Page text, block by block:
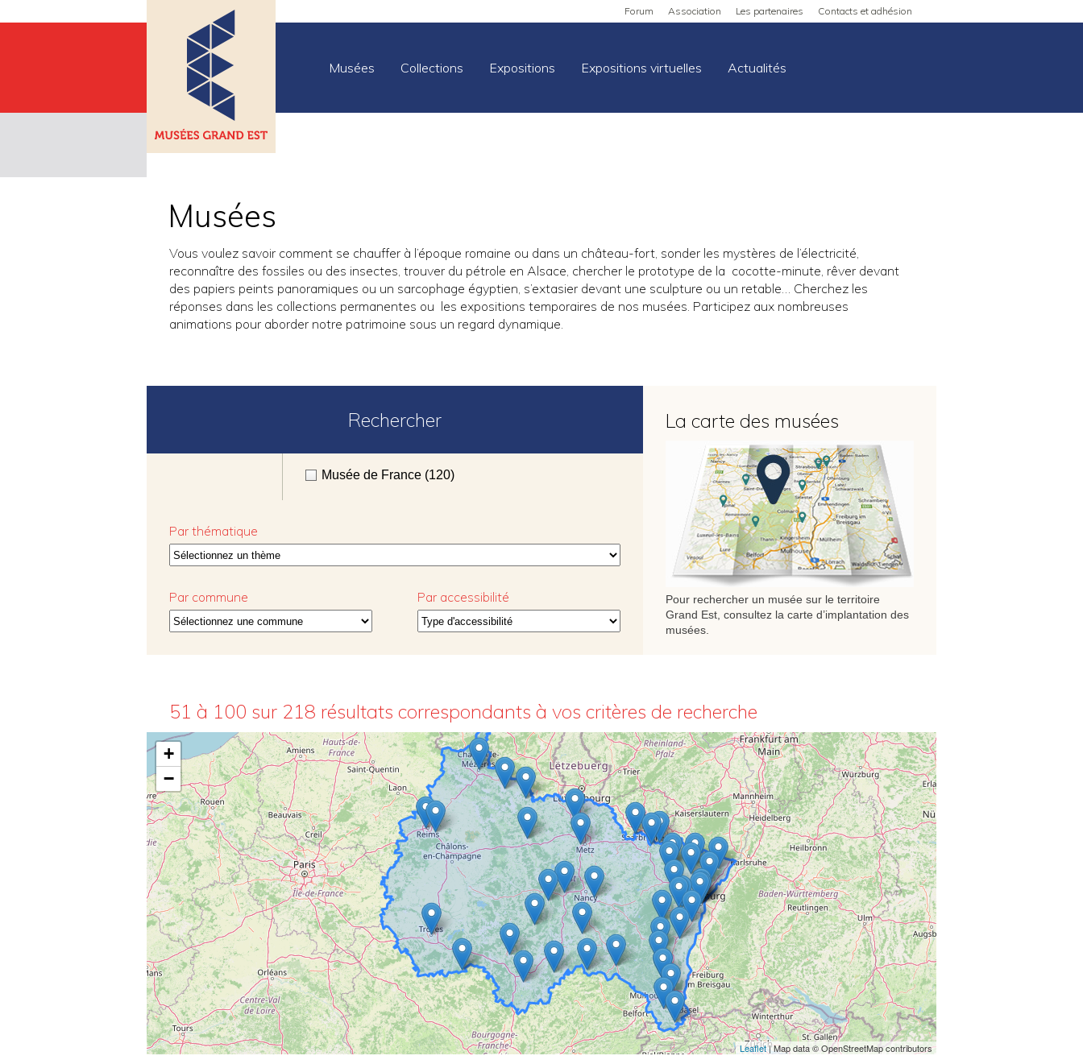
Forum Association Les partenaires Contacts et adhésion
Musées Collections Expositions Expositions virtuelles Actualités
Musées
Vous voulez savoir comment se chauffer à l’époque romaine ou dans un château-fort, sonder les mystères de l’électricité,
reconnaître des fossiles ou des insectes, trouver du pétrole en Alsace, chercher le prototype de la cocotte-minute, rêver devant
des papiers peints panoramiques ou un sarcophage égyptien, s’extasier devant une sculpture ou un retable… Cherchez les
réponses dans les collections permanentes ou les expositions temporaires de nos musées. Participez aux nombreuses
animations pour aborder notre patrimoine sous un regard dynamique.
Rechercher
Musée de France (120)
Par thématique
Par commune Par accessibilité
La carte des musées
Pour rechercher un musée sur le territoire
Grand Est, consultez la carte d’implantation des
musées.
51 à 100 sur 218 résultats correspondants à vos critères de recherche
+
−
Leaflet| Map data © OpenStreetMap contributors